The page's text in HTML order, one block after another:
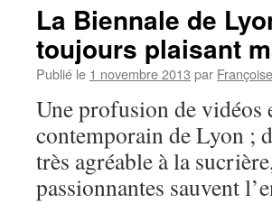
La Biennale de
toujours plaisant
Publié le 1 novembre 2013 par
Une profusion de vidéos
contemporain de Lyon ;
très agréable à la
passionnantes sauvent